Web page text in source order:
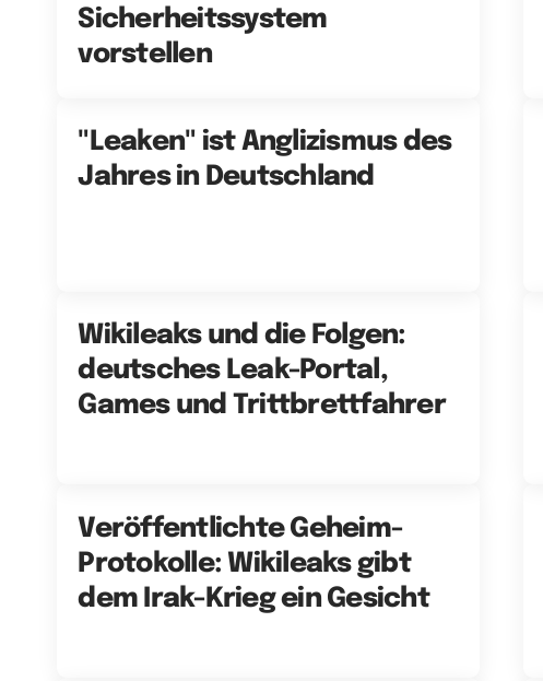
Sicherheitssystem
vorstellen
"Leaken" ist Anglizismus des
Jahres in Deutschland
Wikileaks und die Folgen:
deutsches Leak-Portal,
Games und Trittbrettfahrer
Veröffentlichte Geheim-
Protokolle: Wikileaks gibt
dem Irak-Krieg ein Gesicht